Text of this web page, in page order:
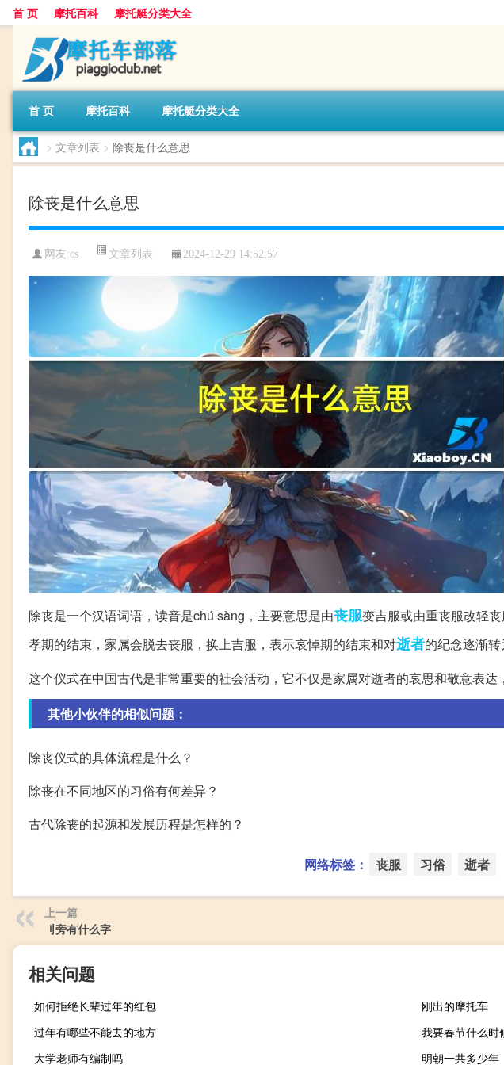
首 页 摩托百科 摩托艇分类大全
首 页 摩托百科 摩托艇分类大全
> 文章列表 > 除丧是什么意思
除丧是什么意思
网友:cs 文章列表 2024-12-29 14:52:57
除丧是一个汉语词语，读音是chú sàng，主要意思是由丧服变吉服或由重丧服改轻
孝期的结束，家属会脱去丧服，换上吉服，表示哀悼期的结束和对逝者的纪念逐渐转
这个仪式在中国古代是非常重要的社会活动，它不仅是家属对逝者的哀思和敬意表达
其他小伙伴的相似问题：
除丧仪式的具体流程是什么？
除丧在不同地区的习俗有何差异？
古代除丧的起源和发展历程是怎样的？
网络标签： 丧服 习俗 逝者
上一篇
刂旁有什么字
相关问题
如何拒绝长辈过年的红包
刚出的摩托车
过年有哪些不能去的地方
我要春节什么时
大学老师有编制吗
明朝一共多少年